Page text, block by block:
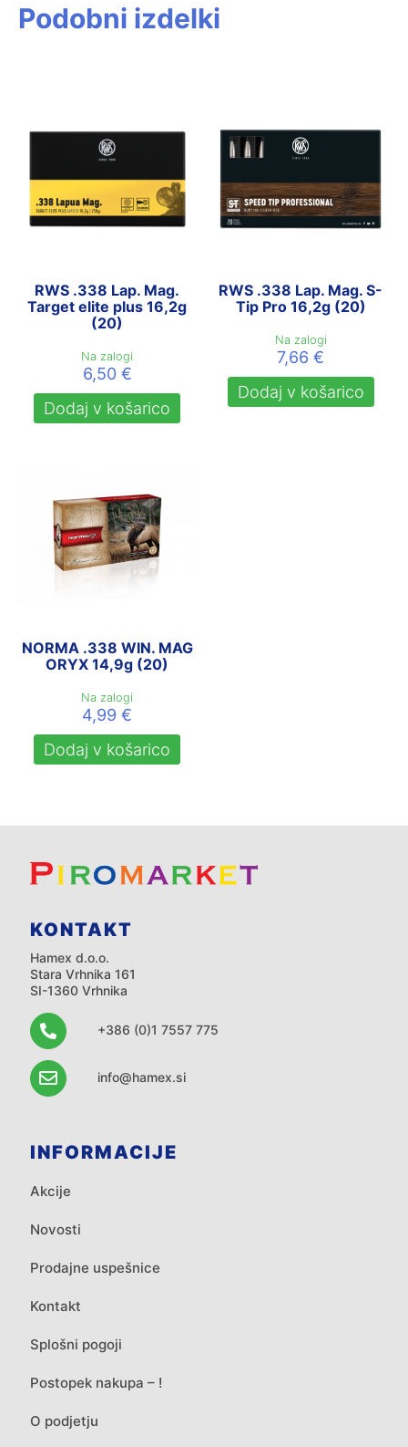
Podobni izdelki
RWS .338 Lap. Mag.
Target elite plus 16,2g
(20)
Na zalogi
6,50 €
Dodaj v košarico
RWS .338 Lap. Mag. S-
Tip Pro 16,2g (20)
Na zalogi
7,66€
Dodaj v košarico
NORMA .338 WIN. MAG
ORYX 14,9g (20)
Na zalogi
4,99€
Dodaj v košarico
KONTAKT
Hamex d.o.o.
Stara Vrhnika 161
SI-1360 Vrhnika
+386 (0)1 7557 775
info@hamex.si
INFORMACIJE
Akcije
Novosti
Prodajne uspešnice
Kontakt
Splošni pogoji
Postopek nakupa – !
O podjetju